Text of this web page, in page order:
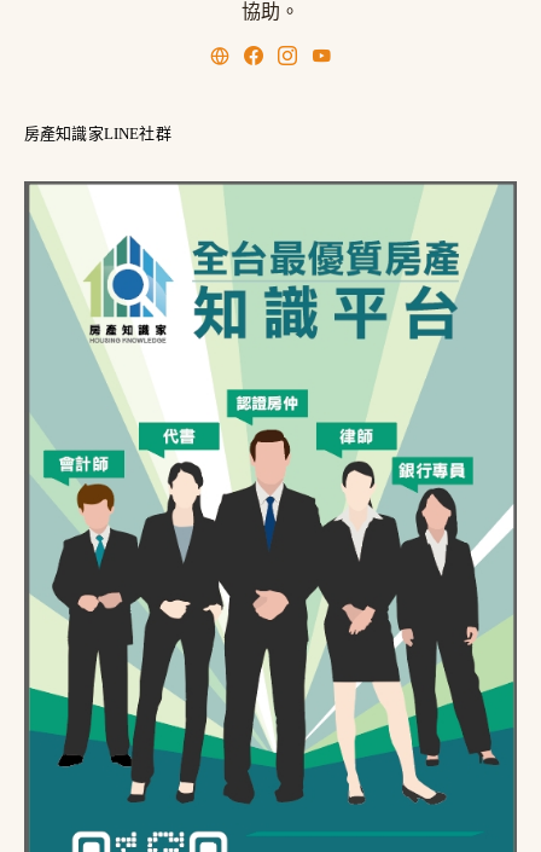
協助。
房產知識家LINE社群